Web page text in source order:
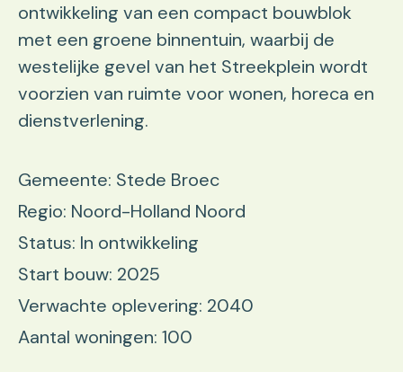
ontwikkeling van een compact bouwblok
met een groene binnentuin, waarbij de
westelijke gevel van het Streekplein wordt
voorzien van ruimte voor wonen, horeca en
dienstverlening.
Gemeente: Stede Broec
Regio: Noord-Holland Noord
Status: In ontwikkeling
Start bouw: 2025
Verwachte oplevering: 2040
Aantal woningen: 100